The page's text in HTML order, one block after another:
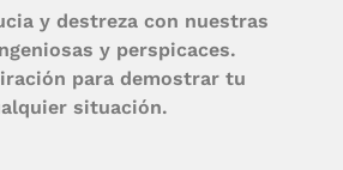
y destreza con nuestras
y perspicaces.
para demostrar tu
situación.